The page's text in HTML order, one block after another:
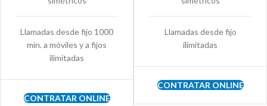
Llamadas desde fijo 1000
min. a móviles y a fijos
ilimitadas
CONTRATAR ONLINE
Llamadas desde fijo
ilimitadas
CONTRATAR ONLINE